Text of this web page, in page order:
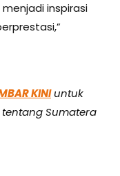
inspirasi
KINIuntuk
Sumatera